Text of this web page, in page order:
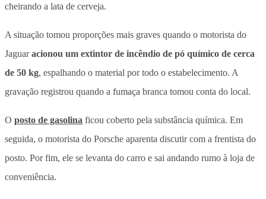
cheirando a lata de cerveja.
A situação tomou proporções mais graves quando o motorista do
Jaguaracionou um extintor de incêndio de pó químico de cerca
de 50 kg, espalhando o material por todo o estabelecimento. A
gravação registrou quando a fumaça branca tomou conta do local.
O posto de gasolina ficou coberto pela substância química. Em
seguida, o motorista do Porsche aparenta discutir com a frentista do
posto. Por fim, ele se levanta do carro e sai andando rumo à loja de
conveniência.